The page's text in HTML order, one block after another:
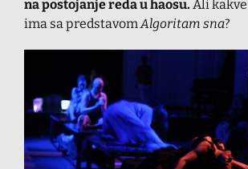
na postojanje reda u haosu. Ali kakve
ima sa predstavomAlgoritam sna?